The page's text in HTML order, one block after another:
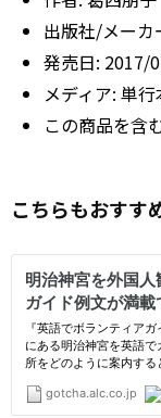
出版社/メーカ
発売日: 2017/
メディア: 単行
この商品を含
こちらもおすす